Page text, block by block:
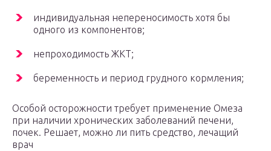
индивидуальная непереносимость хотя бы
одного из компонентов;
непроходимость ЖКТ;
беременность и период грудного кормления;
Особой осторожности требует применение Омеза
при наличии хронических заболеваний печени,
почек. Решает, можно ли пить средство, лечащий
врач